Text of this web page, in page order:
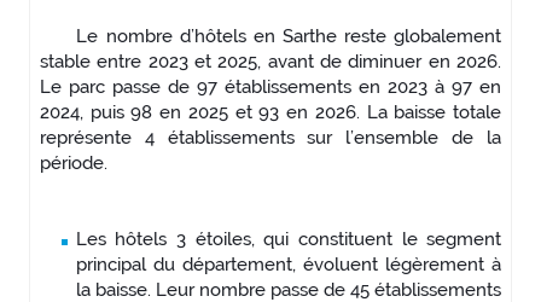
Le nombre d’hôtels en Sarthe reste globalement
stable entre 2023 et 2025, avant de diminuer en 2026.
Le parc passe de 97 établissements en 2023 à 97 en
2024, puis 98 en 2025 et 93 en 2026. La baisse totale
représente 4 établissements sur l’ensemble de la
période.
Les hôtels 3 étoiles, qui constituent le segment
principal du département, évoluent légèrement à
la baisse. Leur nombre passe de 45 établissements